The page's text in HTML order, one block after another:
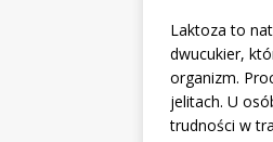
Laktoza to
dwucukier,
organizm.
jelitach. U
trudności w